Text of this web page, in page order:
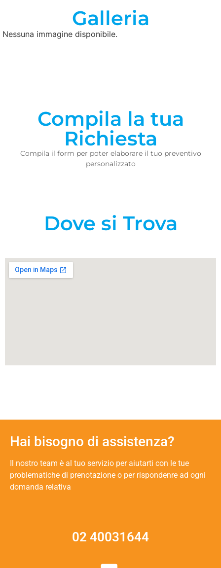
Galleria
Nessuna immagine disponibile.
Compila la tua
Richiesta
Compila il form per poter elaborare il tuo preventivo
personalizzato
Dove si Trova
Hai bisogno di assistenza?
Il nostro team è al tuo servizio per aiutarti con le tue
problematiche di prenotazione o per rispondenre ad ogni
domanda relativa
02 40031644